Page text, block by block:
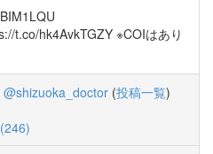
t.co/hk4AvkTGZY ※COIはあり
@shizuoka_doctor (投稿一覧)